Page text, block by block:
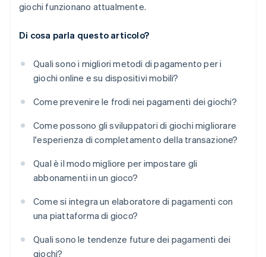
giochi funzionano attualmente.
Di cosa parla questo articolo?
Quali sono i migliori metodi di pagamento per i
giochi online e su dispositivi mobili?
Come prevenire le frodi nei pagamenti dei giochi?
Come possono gli sviluppatori di giochi migliorare
l'esperienza di completamento della transazione?
Qual è il modo migliore per impostare gli
abbonamenti in un gioco?
Come si integra un elaboratore di pagamenti con
una piattaforma di gioco?
Quali sono le tendenze future dei pagamenti dei
giochi?